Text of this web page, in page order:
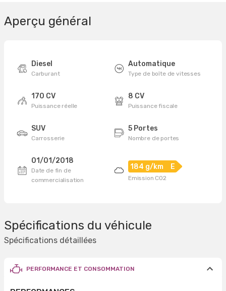
Aperçu général
Diesel
Carburant
Automatique
Type de boîte de vitesses
170 CV
Puissance réelle
8 CV
Puissance fiscale
SUV
Carrosserie
5 Portes
Nombre de portes
01/01/2018
Date de fin de
commercialisation
184 g/km E
Emission CO2
Spécifications du véhicule
Spécifications détaillées
PERFORMANCE ET CONSOMMATION